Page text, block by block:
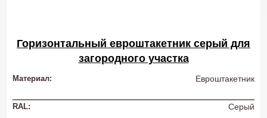
Горизонтальный евроштакетник серый для
загородного участка
Материал: Евроштакетник
RAL: Серый